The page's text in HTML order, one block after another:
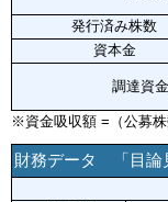
発行済み株数
資本金
調達資
※資金吸収額 =（公募
財務データ 「目論